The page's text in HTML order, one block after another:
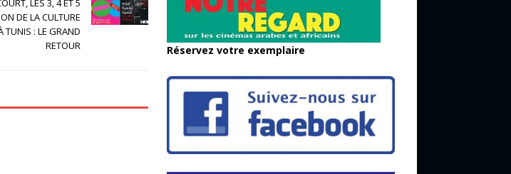
LES 3, 4 ET 5
DE LA CULTURE
TUNIS : LE GRAND
RETOUR
Réservez votre exemplaire